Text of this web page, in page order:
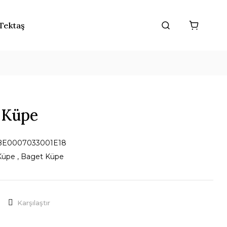
, Baget Küpe
Karşılaştır